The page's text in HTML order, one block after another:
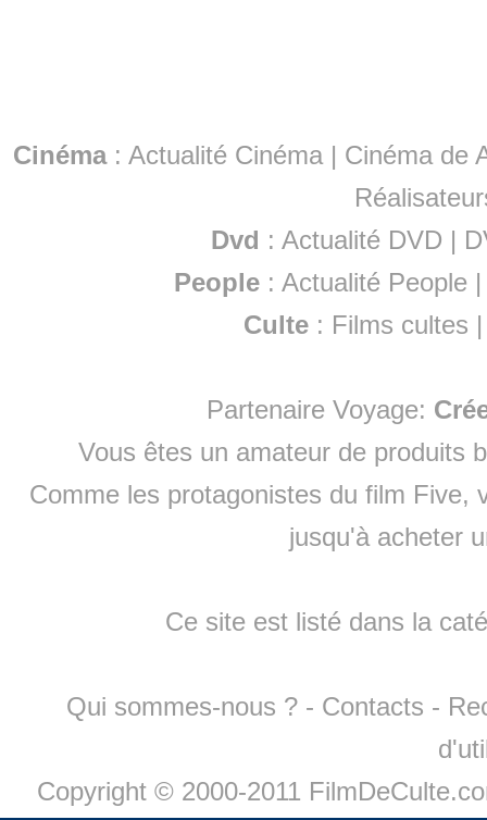
Cinéma: Actualité Cinéma | Cinéma de
Dvd : Actualité DVD |
People :Actualité People
Culte : Films cultes
Partenaire Voyage:
Vous êtes un amateur de produits
Comme les protagonistes du film Five,
jusqu'à acheter
Ce site est listé dans la
Qui sommes-nous ? - Contacts -
Copyright © 2000-2011